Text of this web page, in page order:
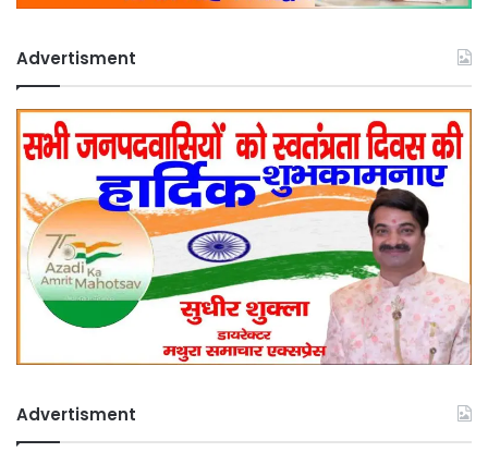
Advertisment
Advertisment